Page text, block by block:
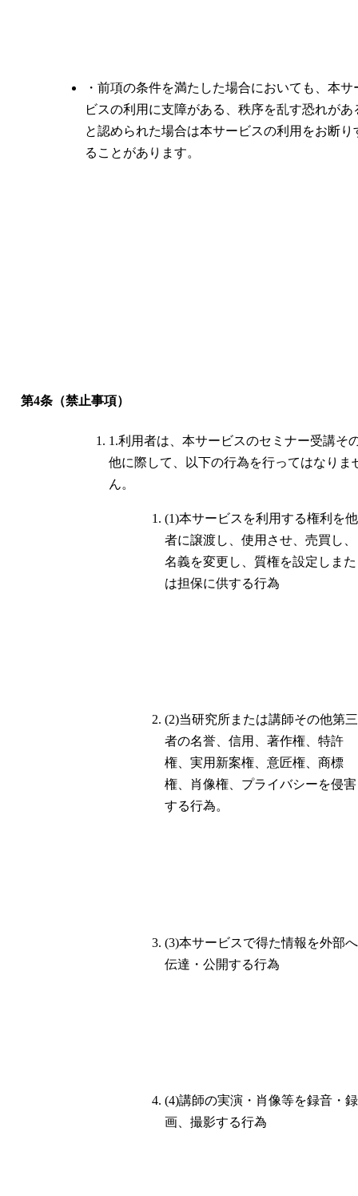
・前項の条件を満たした場合においても、本サ
ビスの利用に支障がある、秩序を乱す恐れがあ
と認められた場合は本サービスの利用をお断り
ることがあります。
第4条（禁止事項）
1.利用者は、本サービスのセミナー受講そ
他に際して、以下の行為を行ってはなりま
ん。
(1)本サービスを利用する権利を他
者に譲渡し、使用させ、売買し、
名義を変更し、質権を設定しまた
は担保に供する行為
(2)当研究所または講師その他第三
者の名誉、信用、著作権、特許
権、実用新案権、意匠権、商標
権、肖像権、プライバシーを侵害
する行為。
(3)本サービスで得た情報を外部へ
伝達・公開する行為
(4)講師の実演・肖像等を録音・録
画、撮影する行為